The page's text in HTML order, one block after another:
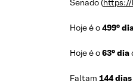
Senado (https://
Hoje é o499°
Hoje é o63° dia
Faltam 144 dias